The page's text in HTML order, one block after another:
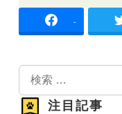
-
検
索
注目記事